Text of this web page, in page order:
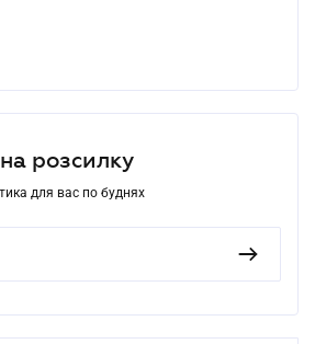
розсилку
для вас по буднях